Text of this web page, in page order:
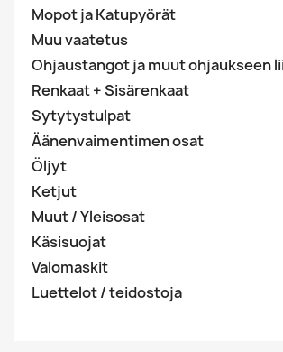
Mopot ja Katupyörät
Muu vaatetus
Ohjaustangot ja muut ohjaukseen
Renkaat + Sisärenkaat
Sytytystulpat
Äänenvaimentimen osat
Öljyt
Ketjut
Muut / Yleisosat
Käsisuojat
Valomaskit
Luettelot / teidostoja